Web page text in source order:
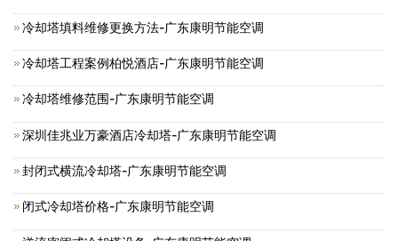
冷却塔填料维修更换方法-广东康明节能空调
冷却塔工程案例柏悦酒店-广东康明节能空调
冷却塔维修范围-广东康明节能空调
深圳佳兆业万豪酒店冷却塔-广东康明节能空调
封闭式横流冷却塔-广东康明节能空调
闭式冷却塔价格-广东康明节能空调